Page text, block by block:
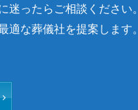
迷ったらご相談ください。
適な葬儀社を提案します。